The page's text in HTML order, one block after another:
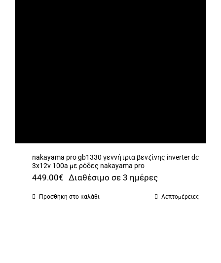
nakayama pro gb1330 γεννήτρια βενζίνης inverter dc
3x12v 100a με ρόδες nakayama pro
449.00€ Διαθέσιμο σε 3 ημέρες
Προσθήκη στο καλάθι Λεπτομέρειες